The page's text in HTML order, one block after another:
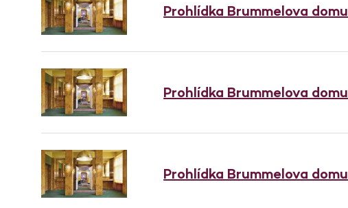
Prohlídka Brummelova domu
Prohlídka Brummelova domu
Prohlídka Brummelova domu